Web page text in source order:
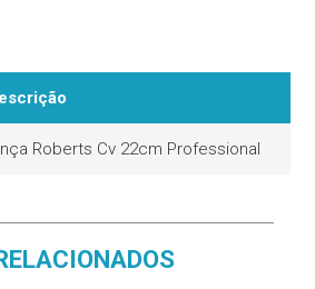
Roberts Cv 22cm Professional